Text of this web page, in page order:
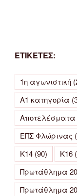
ΕΤΙΚΕΤΕΣ:
1η αγωνιστική
Α1 κατηγορία
ΕΠΣ Φλώρινας
Κ14 (90) Κ16
Πρωτάθλημα
Πρωτάθλημα